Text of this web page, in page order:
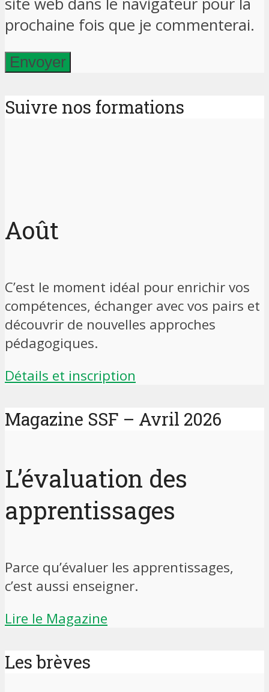
prochaine fois que je commenterai.
Suivre nos formations
Août
C’est le moment idéal pour enrichir vos
compétences, échanger avec vos pairs et
découvrir de nouvelles approches
pédagogiques.
Détails et inscription
Magazine SSF – Avril 2026
L’évaluation des
apprentissages
Parce qu’évaluer les apprentissages,
c’est aussi enseigner.
Lire le Magazine
Les brèves